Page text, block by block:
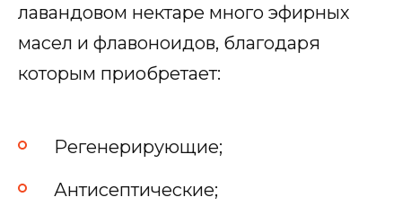
лавандовом нектаре много эфирных
масел и флавоноидов, благодаря
которым приобретает:
Регенерирующие;
Антисептические;